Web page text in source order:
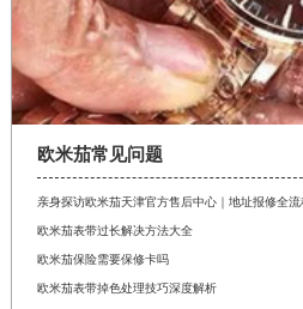
欧米茄常见问题
亲身探访欧米茄天津官方售后中心｜地址报修全流
欧米茄表带过长解决方法大全
欧米茄保险需要保修卡吗
欧米茄表带掉色处理技巧深度解析